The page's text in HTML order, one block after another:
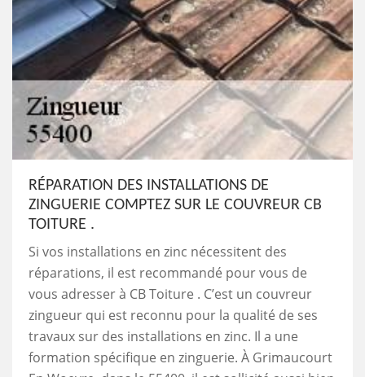
RÉPARATION DES INSTALLATIONS DE
ZINGUERIE COMPTEZ SUR LE COUVREUR CB
TOITURE .
Si vos installations en zinc nécessitent des
réparations, il est recommandé pour vous de
vous adresser à CB Toiture . C’est un couvreur
zingueur qui est reconnu pour la qualité de ses
travaux sur des installations en zinc. Il a une
formation spécifique en zinguerie. À Grimaucourt